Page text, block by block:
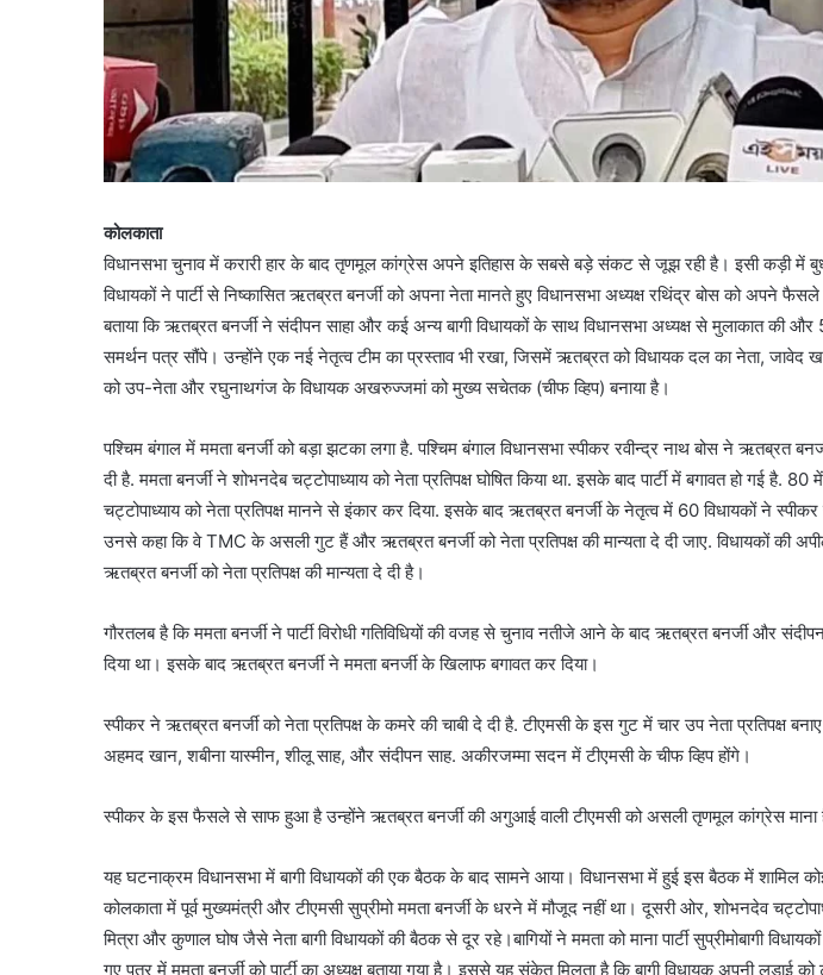
कोलकाता
विधानसभा चुनाव में करारी हार के बाद तृणमूल कांग्रेस अपने इतिहास के सबसे बड़े संकट से जूझ रही है। इसी कड़ी में
विधायकों ने पार्टी से निष्कासित ऋतब्रत बनर्जी को अपना नेता मानते हुए विधानसभा अध्यक्ष रथिंद्र बोस को अपने
बताया कि ऋतब्रत बनर्जी ने संदीपन साहा और कई अन्य बागी विधायकों के साथ विधानसभा अध्यक्ष से मुलाकात की और
समर्थन पत्र सौंपे। उन्होंने एक नई नेतृत्व टीम का प्रस्ताव भी रखा, जिसमें ऋतब्रत को विधायक दल का नेता, जावेद
को उप-नेता और रघुनाथगंज के विधायक अखरुज्जमां को मुख्य सचेतक (चीफ व्हिप) बनाया है।
पश्चिम बंगाल में ममता बनर्जी को बड़ा झटका लगा है. पश्चिम बंगाल विधानसभा स्पीकर रवीन्द्र नाथ बोस ने ऋतब्रत
दी है. ममता बनर्जी ने शोभनदेब चट्टोपाध्याय को नेता प्रतिपक्ष घोषित किया था. इसके बाद पार्टी में बगावत हो गई है.
चट्टोपाध्याय को नेता प्रतिपक्ष मानने से इंकार कर दिया. इसके बाद ऋतब्रत बनर्जी के नेतृत्व में 60 विधायकों ने
उनसे कहा कि वे TMC के असली गुट हैं और ऋतब्रत बनर्जी को नेता प्रतिपक्ष की मान्यता दे दी जाए. विधायकों की
ऋतब्रत बनर्जी को नेता प्रतिपक्ष की मान्यता दे दी है।
गौरतलब है कि ममता बनर्जी ने पार्टी विरोधी गतिविधियों की वजह से चुनाव नतीजे आने के बाद ऋतब्रत बनर्जी और
दिया था। इसके बाद ऋतब्रत बनर्जी ने ममता बनर्जी के खिलाफ बगावत कर दिया।
स्पीकर ने ऋतब्रत बनर्जी को नेता प्रतिपक्ष के कमरे की चाबी दे दी है. टीएमसी के इस गुट में चार उप नेता प्रतिपक्ष
अहमद खान, शबीना यास्मीन, शीलू साह, और संदीपन साह. अकीरजम्मा सदन में टीएमसी के चीफ व्हिप होंगे।
स्पीकर के इस फैसले से साफ हुआ है उन्होंने ऋतब्रत बनर्जी की अगुआई वाली टीएमसी को असली तृणमूल कांग्रेस माना
यह घटनाक्रम विधानसभा में बागी विधायकों की एक बैठक के बाद सामने आया। विधानसभा में हुई इस बैठक में शामिल
कोलकाता में पूर्व मुख्यमंत्री और टीएमसी सुप्रीमो ममता बनर्जी के धरने में मौजूद नहीं था। दूसरी ओर, शोभनदेव
मित्रा और कुणाल घोष जैसे नेता बागी विधायकों की बैठक से दूर रहे।बागियों ने ममता को माना पार्टी सुप्रीमोबागी विधायकों
गए पत्र में ममता बनर्जी को पार्टी का अध्यक्ष बताया गया है। इससे यह संकेत मिलता है कि बागी विधायक अपनी लड़ाई